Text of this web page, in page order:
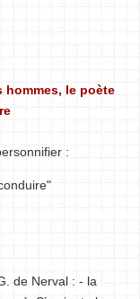
hommes, le poète
:
G. de Nerval : - la